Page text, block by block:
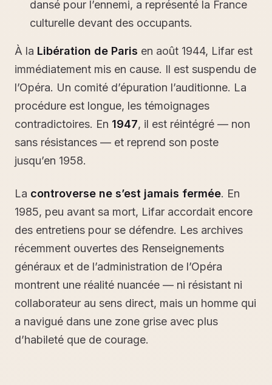
dansé pour l’ennemi, a représenté la France
culturelle devant des occupants.
À la Libération de Paris en août 1944, Lifar est
immédiatement mis en cause. Il est suspendu de
l’Opéra. Un comité d’épuration l’auditionne. La
procédure est longue, les témoignages
contradictoires. En 1947, il est réintégré — non
sans résistances — et reprend son poste
jusqu’en 1958.
La controverse ne s’est jamais fermée. En
1985, peu avant sa mort, Lifar accordait encore
des entretiens pour se défendre. Les archives
récemment ouvertes des Renseignements
généraux et de l’administration de l’Opéra
montrent une réalité nuancée — ni résistant ni
collaborateur au sens direct, mais un homme qui
a navigué dans une zone grise avec plus
d’habileté que de courage.